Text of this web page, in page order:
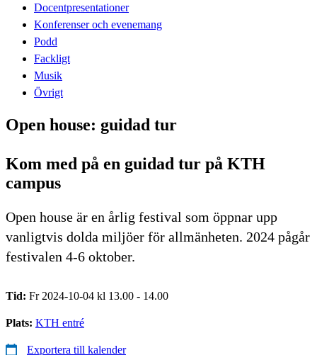
Docentpresentationer
Konferenser och evenemang
Podd
Fackligt
Musik
Övrigt
Open house: guidad tur
Kom med på en guidad tur på KTH
campus
Open house är en årlig festival som öppnar upp
vanligtvis dolda miljöer för allmänheten. 2024 pågår
festivalen 4-6 oktober.
Tid: Fr 2024-10-04 kl 13.00 - 14.00
Plats: KTH entré
Exportera till kalender